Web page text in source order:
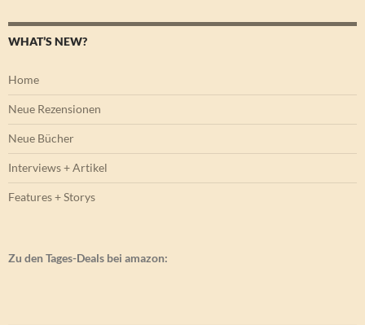
WHAT’S NEW?
Home
Neue Rezensionen
Neue Bücher
Interviews + Artikel
Features + Storys
Zu den Tages-Deals bei amazon: